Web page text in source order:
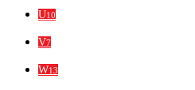
U10
V7
W13